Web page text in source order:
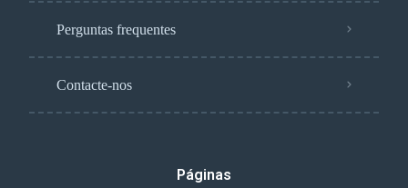
Perguntas frequentes
Contacte-nos
Páginas